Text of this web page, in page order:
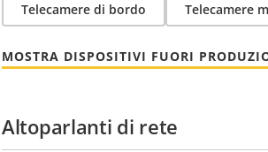
Telecamere di bordo Telecamere
MOSTRA DISPOSITIVI FUORI
Altoparlanti di rete